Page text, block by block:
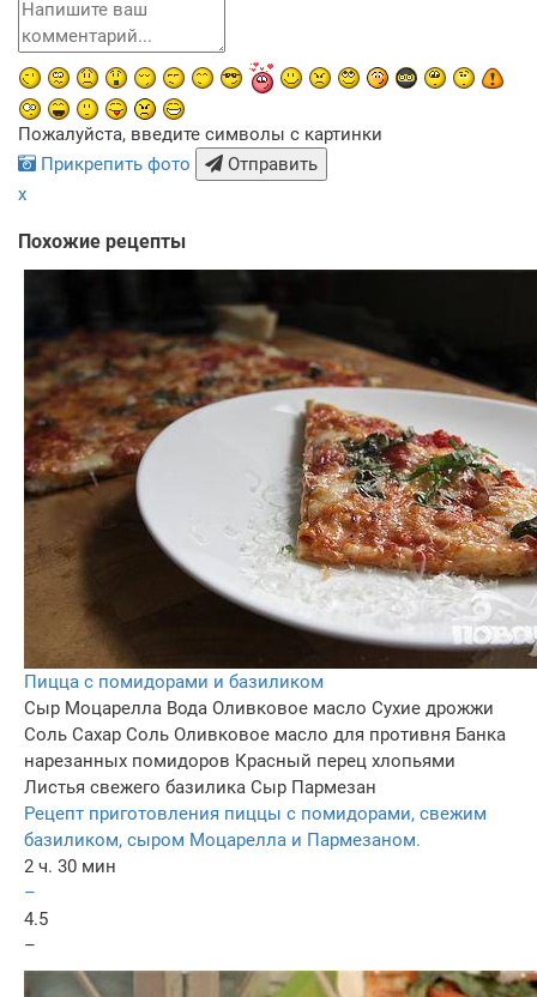
Пожалуйста, введите символы с картинки
Прикрепить фото
Отправить
x
Похожие рецепты
Пицца с помидорами и базиликом
Сыр Моцарелла Вода Оливковое масло Сухие дрожжи
Соль Сахар Соль Оливковое масло для противня Банка
нарезанных помидоров Красный перец хлопьями
Листья свежего базилика Сыр Пармезан
Рецепт приготовления пиццы с помидорами, свежим
базиликом, сыром Моцарелла и Пармезаном.
2 ч. 30 мин
–
4.5
–